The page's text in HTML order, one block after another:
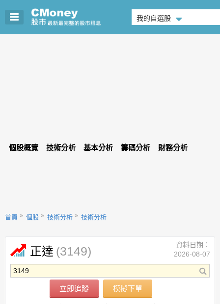
我的自選股
個股概覽 技術分析 基本分析 籌碼分析 財務分析
首頁 個股 技術分析 技術分析
正達 (3149)
立即追蹤 模擬下單
資料日期：
2026-08-07